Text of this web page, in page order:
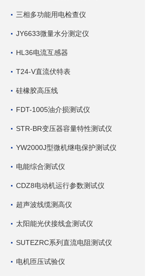
三相多功能用电检查仪
JY6633微量水分测定仪
HL36电流互感器
T24-V直流伏特表
硅橡胶高压线
FDT-1005油介损测试仪
STR-BR变压器容量特性测试仪
YW2000J型微机继电保护测试仪
电能综合测试仪
CDZ8电动机运行参数测试仪
超声波线缆测高仪
太阳能光伏接线盒测试仪
SUTEZRC系列直流电阻测试仪
电机匝压试验仪